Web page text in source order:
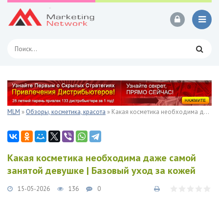
MLM » Обзоры, косметика, красота » Какая косметика необходима даже самой занятой девушке | Базовый уход за кожей
Какая косметика необходима даже самой
занятой девушке | Базовый уход за кожей
15-05-2026 136 0